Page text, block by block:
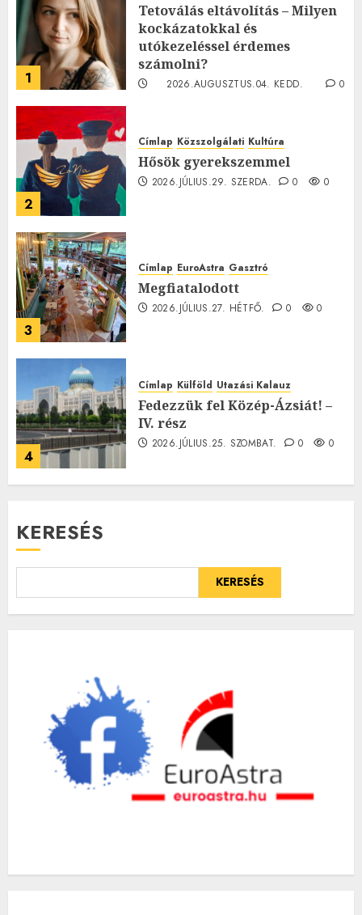
1
Tetoválás eltávolítás – Milyen
kockázatokkal és
utókezeléssel érdemes
számolni?
2026.AUGUSZTUS.04. KEDD.
0
2
Címlap Közszolgálati Kultúra
Hősök gyerekszemmel
2026.JÚLIUS.29. SZERDA. 0 0
3
Címlap EuroAstra Gasztró
Megfiatalodott
2026.JÚLIUS.27. HÉTFŐ. 0 0
4
Címlap Külföld Utazási Kalauz
Fedezzük fel Közép-Ázsiát! –
IV. rész
2026.JÚLIUS.25. SZOMBAT. 0 0
KERESÉS
KERESÉS